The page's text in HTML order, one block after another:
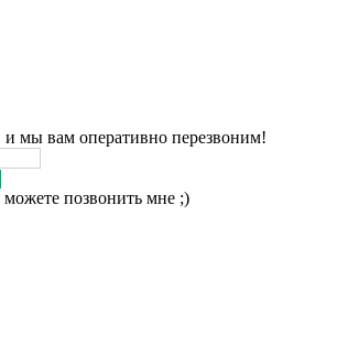
и мы вам оперативно перезвоним!
позвонить мне ;)